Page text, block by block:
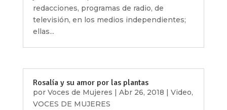
redacciones, programas de radio, de
televisión, en los medios independientes;
ellas...
Rosalía y su amor por las plantas
por Voces de Mujeres | Abr 26, 2018 | Video,
VOCES DE MUJERES